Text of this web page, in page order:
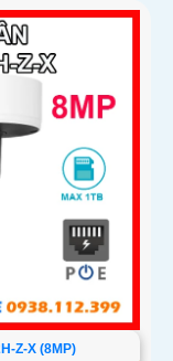
dài hạn, thiết
POE
Z-X (8MP)